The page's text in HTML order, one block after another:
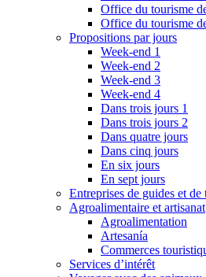
Office du tourisme
Office du tourisme
Propositions par jours
Week-end 1
Week-end 2
Week-end 3
Week-end 4
Dans trois jours 1
Dans trois jours 2
Dans quatre jours
Dans cinq jours
En six jours
En sept jours
Entreprises de guides et
Agroalimentaire et artisanat
Agroalimentation
Artesanía
Commerces
Services d’intérêt